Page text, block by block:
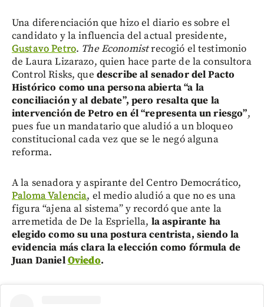
Una diferenciación que hizo el diario es sobre el
candidato y la influencia del actual presidente,
Gustavo Petro. The Economistrecogió el testimonio
de Laura Lizarazo, quien hace parte de la consultora
Control Risks, que describe al senador del Pacto
Histórico como una persona abierta “a la
conciliación y al debate”, pero resalta que la
intervención de Petro en él “representa un riesgo”,
pues fue un mandatario que aludió a un bloqueo
constitucional cada vez que se le negó alguna
reforma.
A la senadora y aspirante del Centro Democrático,
Paloma Valencia, el medio aludió a que no es una
figura “ajena al sistema” y recordó que ante la
arremetida de De la Espriella, la aspirante ha
elegido como su una postura centrista, siendo la
evidencia más clara la elección como fórmula de
Juan DanielOviedo.